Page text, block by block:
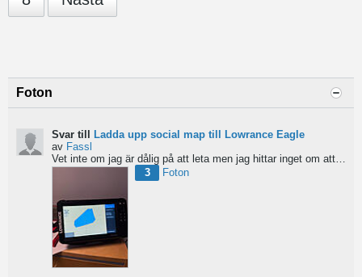
Foton
Svar till
Ladda upp social map till Lowrance Eagle
av Fassl
Vet inte om jag är dålig på att leta men jag hittar inget om att ladda upp social maps i manualen....
3
Foton